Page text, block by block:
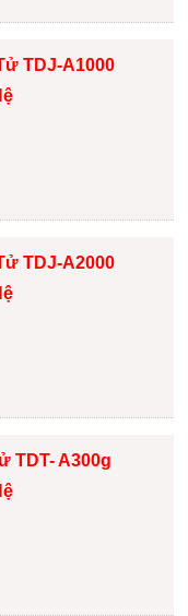
TDJ-A1000
TDJ-A2000
TDT- A300g